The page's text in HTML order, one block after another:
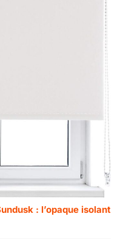
: l’opaque isolant